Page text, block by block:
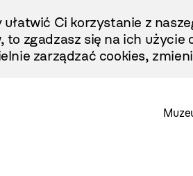
Ci korzystanie z
to zgadzasz się na ich
zarządzać cookies,